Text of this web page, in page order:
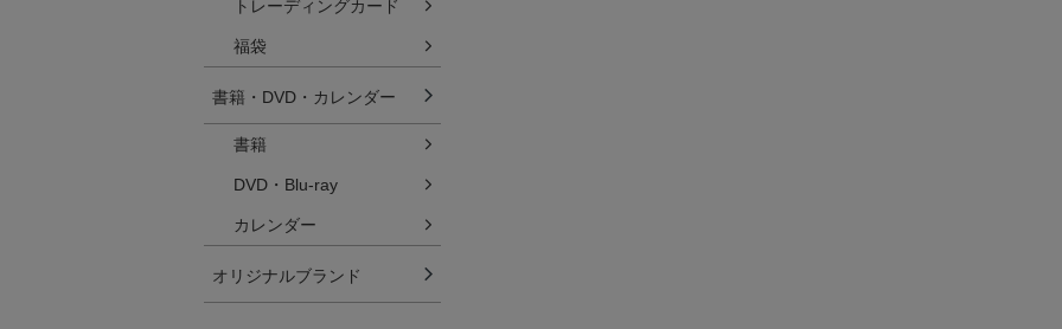
トレーディングカード
福袋
書籍・DVD・カレンダー
書籍
DVD・Blu-ray
カレンダー
オリジナルブランド